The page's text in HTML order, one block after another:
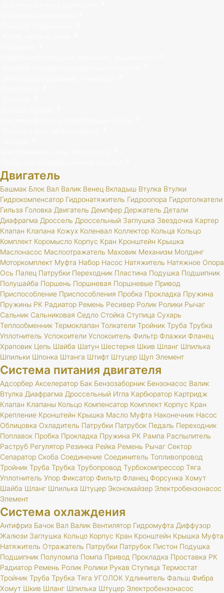
Двигатель
Башмак Блок Вал Валик Венец Вкладыш Втулка Втулки
Гидрокомпенсатор Гидронатяжитель Гидроопора Гидротолкатели
Гильза Головка Двигатель Демпфер Держатель Детали
Диафрагма Дроссель Дроссельный Заглушка Звездочка Картер
Клапан Клапана Кожух Коленвал Коллектор Кольца Кольцо
Комплект Коромысло Корпус Кран Кронштейн Крышка
Маслонасос Маслоотражатель Маховик Механизм Молдинг
Моторкомплект Муфта Набор Насос Натяжитель Натяжное Опора
Ось Палец Патрубки Переходник Пластина Подушка Подшипник
Полушайба Поршень Поршневая Поршневые Привод
Приспособление Приспособления Пробка Прокладка Пружина
Пружины РК Радиатор Ремень Ресивер Ролик Ролики Рычаг
Сальник Сальниковая Седло Стойка Ступица Сухарь
Теплообменник Термоклапан Толкатели Тройник Труба Трубка
Уплотнитель Успокоители Успокоитель Фильтр Флажки Фланец
Храповик Цепь Шайба Шатун Шестерня Шкив Шланг Шпилька
Шпильки Шпонка Штанга Штифт Штуцер Щуп Элемент
Система питания двигателя
Адсорбер Акселератор Бак Бензозаборник Бензонасос Валик
Втулка Диафрагма Дроссельный Игла Карбюратор Картридж
Клапан Клапаны Кольцо Компенсатор Комплект Корпус Кран
Крепление Кронштейн Крышка Масло Муфта Наконечник Насос
Облицовка Охладитель Патрубки Патрубок Педаль Переходник
Поплавок Пробка Прокладка Пружина РК Рампа Распылитель
Раструб Регулятор Резинка Рейка Ремень Рычаг Сектор
Сепаратор Скоба Соединение Соединитель Топливопровод
Тройник Труба Трубка Трубопровод Турбокомпрессор Тяга
Уплотнитель Упор Фиксатор Фильтр Фланец Форсунка Хомут
Шайба Шланг Шпилька Штуцер Экономайзер Электробензонасос
Элемент
Система охлаждения
Антифриз Бачок Вал Валик Вентилятор Гидромуфта Диффузор
Жалюзи Заглушка Кольцо Корпус Кран Кронштейн Крышка Муфта
Натяжитель Отражатель Патрубки Патрубок Пистон Подушка
Подшипник Полупомпа Помпа Привод Прокладка Проставка РК
Радиатор Ремень Ролик Ролики Рукав Ступица Термостат
Тройник Труба Трубка Тяга УГОЛОК Удлинитель Фальш Фибра
Хомут Шкив Шланг Шпилька Штуцер Электробензонасос